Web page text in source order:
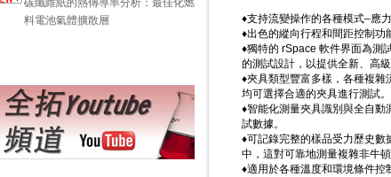
料電池氣體擴散層
♦支持流變操作的各種模式–應
♦出色的縱向行程和間距控制功
♦獨特的 rSpace 軟件界面為測
的測試設計，以提供全新、高級
♦夾具類型豐富多樣，各種複雜
均可選擇合適的夾具進行測試。
♦智能化測量夾具識別與全自動
試數據。
♦可記錄完整的樣品受力歷史數
中，這對可靠地測量複雜非牛
♦適用於各種溫度和環境條件控